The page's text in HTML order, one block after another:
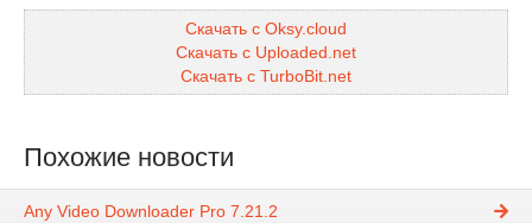
Скачать с Oksy.cloud
Скачать с Uploaded.net
Скачать с TurboBit.net
Похожие новости
Any Video Downloader Pro 7.21.2